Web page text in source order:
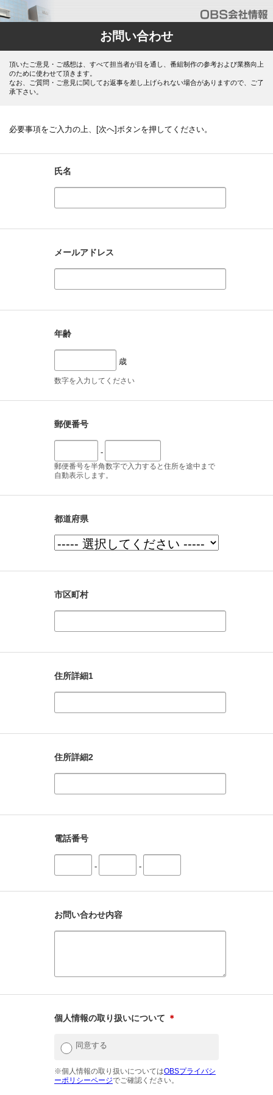
お問い合わせ
頂いたご意見・ご感想は、すべて担当者が目を通し、番組制作の参考および業務向上
のために使わせて頂きます。
なお、ご質問・ご意見に関してお返事を差し上げられない場合がありますので、ご了
承下さい。
必要事項をご入力の上、[次へ]ボタンを押してください。
氏名
メールアドレス
年齢
歳
数字を入力してください
郵便番号
-
郵便番号を半角数字で入力すると住所を途中まで
自動表示します。
都道府県
市区町村
住所詳細1
住所詳細2
電話番号
- -
お問い合わせ内容
個人情報の取り扱いについて ＊
同意する
※個人情報の取り扱いについてはOBSプライバシ
ーポリシーページでご確認ください。